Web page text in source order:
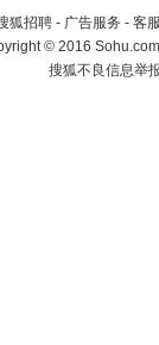
狐招聘 - 广告服务 - 客
©2016
搜狐不良信息举